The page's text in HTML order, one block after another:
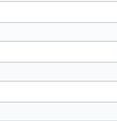
alle...
1° novembre a